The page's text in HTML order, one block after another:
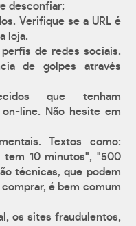
desconfiar;
Verifique se a URL é
loja.
de redes sociais.
de golpes através
que tenham
line. Não hesite em
Textos como:
tem 10 minutos", "500
técnicas, que podem
é bem comum
os sites fraudulentos,